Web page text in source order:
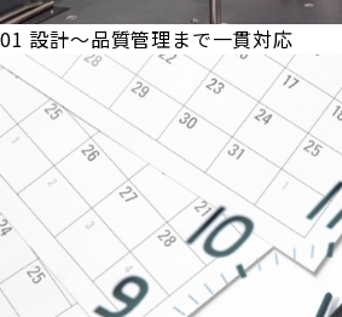
01 設計～品質管理まで一貫対応